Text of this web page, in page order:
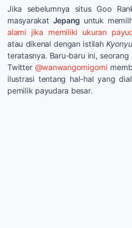
Jika sebelumnya situs Goo
masyarakat Jepang untuk
alami jika memiliki ukuran
atau dikenal dengan istilah Kyonyu
teratasnya. Baru-baru ini,
Twitter @wanwangomigomi
ilustrasi tentang hal-hal yang
pemilik payudara besar.